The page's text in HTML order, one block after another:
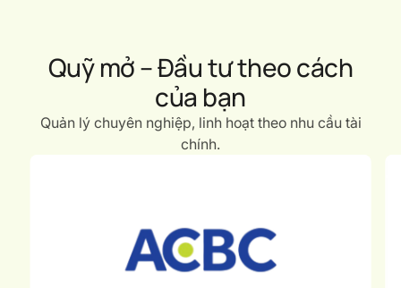
Quỹ mở – Đầu tư theo cách
của bạn
Quản lý chuyên nghiệp, linh hoạt theo nhu cầu tài
chính.